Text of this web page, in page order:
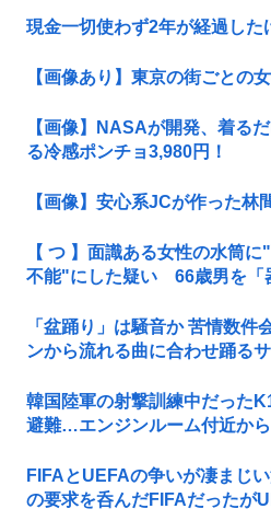
現金一切使わず2年が経過した
【画像あり】東京の街ごとの
【画像】NASAが開発、着る
る冷感ポンチョ3,980円！
【画像】安心系JCが作った林
【 つ 】面識ある女性の水筒
不能"にした疑い 66歳男を「
「盆踊り」は騒音か 苦情数件
ンから流れる曲に合わせ踊る
韓国陸軍の射撃訓練中だった
避難…エンジンルーム付近から
FIFAとUEFAの争いが凄まじ
の要求を呑んだFIFAだったが